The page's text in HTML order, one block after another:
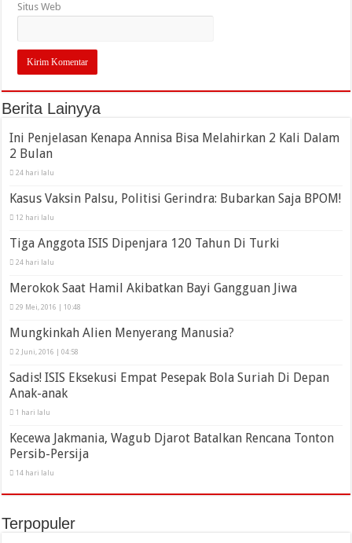
Situs Web
Berita Lainyya
Ini Penjelasan Kenapa Annisa Bisa Melahirkan 2 Kali Dalam
2 Bulan
24 hari lalu
Kasus Vaksin Palsu, Politisi Gerindra: Bubarkan Saja BPOM!
12 hari lalu
Tiga Anggota ISIS Dipenjara 120 Tahun Di Turki
24 hari lalu
Merokok Saat Hamil Akibatkan Bayi Gangguan Jiwa
29 Mei, 2016 | 10:48
Mungkinkah Alien Menyerang Manusia?
2 Juni, 2016 | 04:58
Sadis! ISIS Eksekusi Empat Pesepak Bola Suriah Di Depan
Anak-anak
1 hari lalu
Kecewa Jakmania, Wagub Djarot Batalkan Rencana Tonton
Persib-Persija
14 hari lalu
Terpopuler